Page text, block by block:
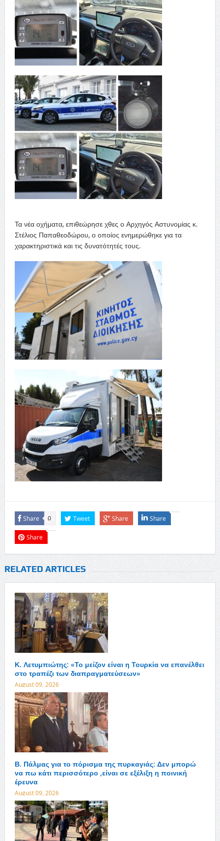
Τα νέα οχήματα, επιθεώρησε χθες ο Αρχηγός Αστυνομίας κ.
Στέλιος Παπαθεοδώρου, ο οποίος ενημερώθηκε για τα
χαρακτηριστικά και τις δυνατότητές τους.
Share 0 Tweet Share Share
Share
RELATED ARTICLES
Κ. Λετυμπιώτης: «Το μείζον είναι η Τουρκία να επανέλθει
στο τραπέζι των διαπραγματεύσεων»
August 09, 2026
Β. Πάλμας για το πόρισμα της πυρκαγιάς: Δεν μπορώ
να πω κάτι περισσότερο ,είναι σε εξέλιξη η ποινική
έρευνα
August 09, 2026